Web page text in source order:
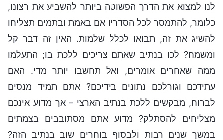
לנו למצוא את הדרך הפשוטה ביותר להשביע את רצונו,
כלומר, להתמסר לכל הסדריו אם באמת ובתמים תצליחו
להשיג את זה, תבואו לכלל שלמות. האין זה דבר קל
ומשמח? לכו בנתיב שאתם צריכים ללכת בו; התעלמו
ממה שאחרים אומרים, ואל תחשבו יותר מדי. האם
עתידכם וגורלכם נתונים בידיכם? אתם תמיד מנסים
לברוח, מבקשים ללכת בנתיב הארצי – אך מדוע אינכם
מצליחים להסתלק? מדוע אתם מסתובבים בצמתים
במשך שנים רבות ולבסוף בוחרים שוב בנתיב הזה?